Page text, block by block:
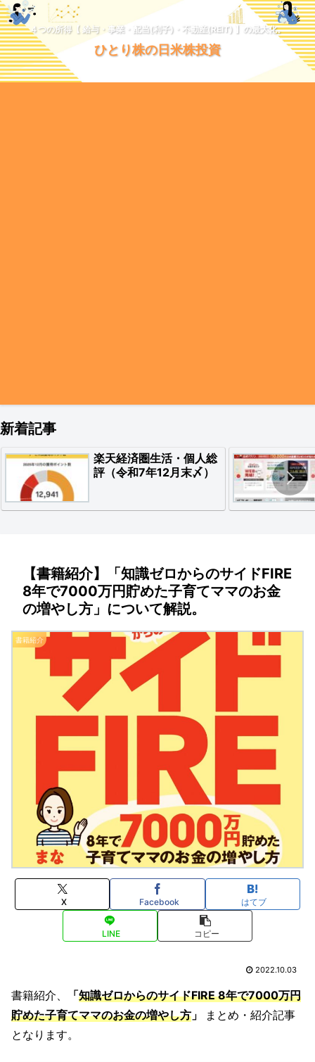
４つの所得【 給与・事業・配当(利子)・不動産(REIT) 】の最大化。
ひとり株の日米株投資
新着記事
楽天経済圏生活・個人総
評（令和7年12月末〆）
【書籍紹介】「知識ゼロからのサイドFIRE
8年で7000万円貯めた子育てママのお金
の増やし方」について解説。
書籍紹介
X Facebook はてブ
LINE コピー
2022.10.03
書籍紹介、 「知識ゼロからのサイドFIRE 8年で7000万円
貯めた子育てママのお金の増やし方 」
まとめ・紹介記事
となります。